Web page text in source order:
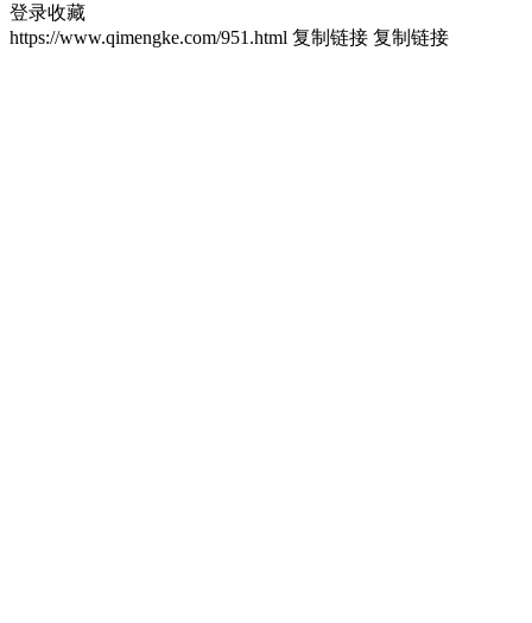
登录收藏
https://www.qimengke.com/951.html 复制链接 复制链接